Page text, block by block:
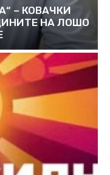
– КОВАЧКИ
НА ЛОШО